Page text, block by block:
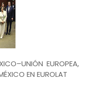
EUROPEA,
EN EUROLAT